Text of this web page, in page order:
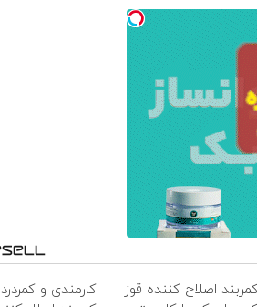
اصلاح کننده قوز
کارمندی و